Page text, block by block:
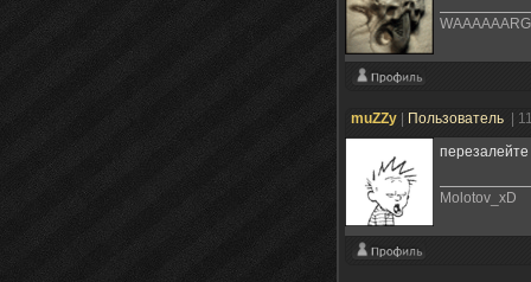
muZZy Пользователь |
Molotov_xD